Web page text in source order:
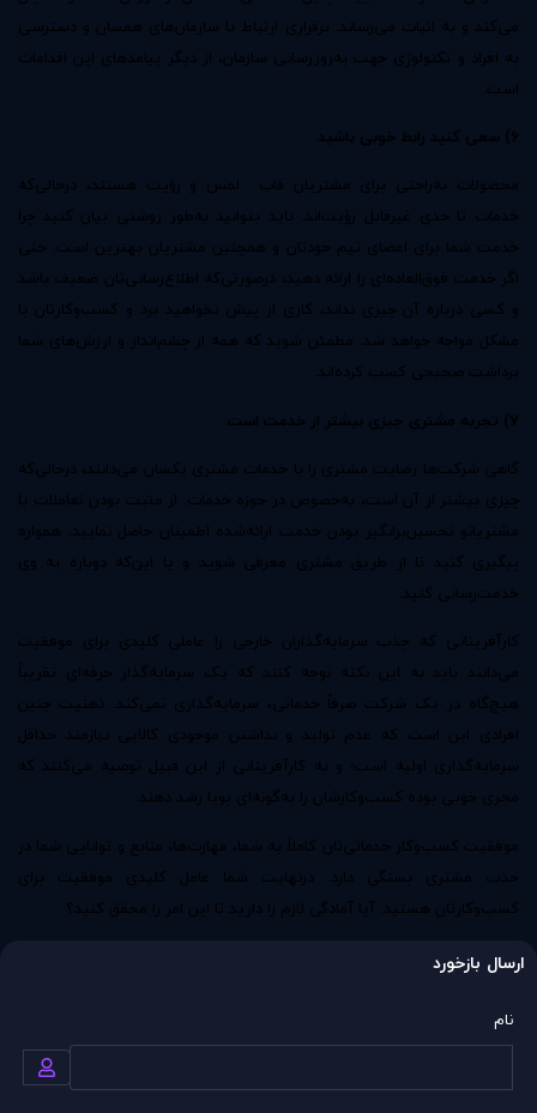
می‌کند و به اثبات می‌رساند. برقراری ارتباط با سازمان‌های همسان و دسترسی
به افراد و تکنولوژی جهت به‌روزرسانی سازمان، از دیگر پیامدهای این اقدامات
است.
۶) سعی کنید رابط خوبی باشید.
محصولات به‌راحتی برای مشتریان قاب ‌ لمس و رؤیت هستند، درحالی‌که
خدمات تا حدی غیرقابل رؤیت‌اند. باید بتوانید به‌طور روشنی بیان کنید چرا
خدمت شما برای اعضای تیم خودتان و همچنین مشتریان بهترین است. حتی
اگر خدمت فوق‌العاده‌ای را ارائه دهید، درصورتی‌که اطلاع‌رسانی‌تان ضعیف باشد
و کسی درباره آن چیزی نداند، کاری از پیش نخواهید برد و کسب‌وکارتان با
مشکل مواجه خواهد شد. مطمئن شوید که همه از چشم‌انداز و ارزش‌های شما
برداشت صحیحی کسب کرده‌اند.
۷) تجربه مشتری چیزی بیشتر از خدمت است.
گاهی شرکت‌ها رضایت مشتری را با خدمات مشتری یکسان می‌دانند، درحالی‌که
چیزی بیشتر از آن است، به‌خصوص در حوزه خدمات. از مثبت بودن تعاملات با
مشتریانو تحسین‌برانگیز بودن خدمت ارائه‌شده اطمینان حاصل نمایید. همواره
پیگیری کنید تا از طریق مشتری معرفی شوید و یا این‌که دوباره به وی
خدمت‌رسانی کنید.
کارآفرینانی که جذب سرمایه‌گذاران خارجی را عاملی کلیدی برای موفقیت
می‌دانند باید به این نکته توجه کنند که یک سرمایه‌گذار حرفه‌ای تقریباً
هیچ‌گاه در یک شرکت صرفاً خدماتی، سرمایه‌گذاری نمی‌کند. ذهنیت چنین
افرادی این است که عدم تولید و نداشتن موجودی کالایی نیازمند حداقل
سرمایه‌گذاری اولیه است؛ و به کارآفرینانی از این قبیل توصیه می‌کنند که
مجری خوبی بوده کسب‌وکارشان را به‌گونه‌ای پویا رشد دهند.
موفقیت کسب‌وکار خدماتی‌تان کاملاً به شما، مهارت‌ها، منابع و توانایی شما در
جذب مشتری بستگی دارد. درنهایت شما عامل کلیدی موفقیت برای
کسب‌وکارتان هستید. آیا آمادگی لازم را دارید تا این امر را محقق کنید؟
ارسال بازخورد
نام